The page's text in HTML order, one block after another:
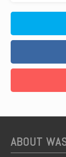
ABOUT